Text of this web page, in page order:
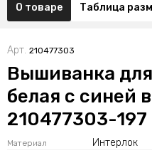
О товаре Таблица
Арт. 210477303
Вышиванка
белая с синей
210477303-197
Материал Интерлок